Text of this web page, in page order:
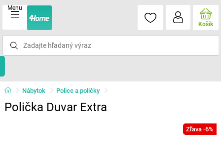
Menu
Košík
Nábytok Police a poličky
Polička Duvar Extra
Zľava -6%